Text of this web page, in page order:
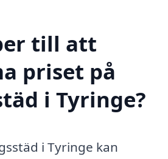
till att
priset på
i Tyringe?
i Tyringe kan